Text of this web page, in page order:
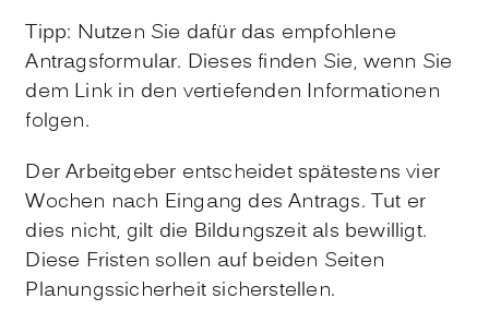
Tipp: Nutzen Sie dafür das empfohlene
Antragsformular. Dieses finden Sie, wenn Sie
dem Link in den vertiefenden Informationen
folgen.
Der Arbeitgeber entscheidet spätestens vier
Wochen nach Eingang des Antrags. Tut er
dies nicht, gilt die Bildungszeit als bewilligt.
Diese Fristen sollen auf beiden Seiten
Planungssicherheit sicherstellen.